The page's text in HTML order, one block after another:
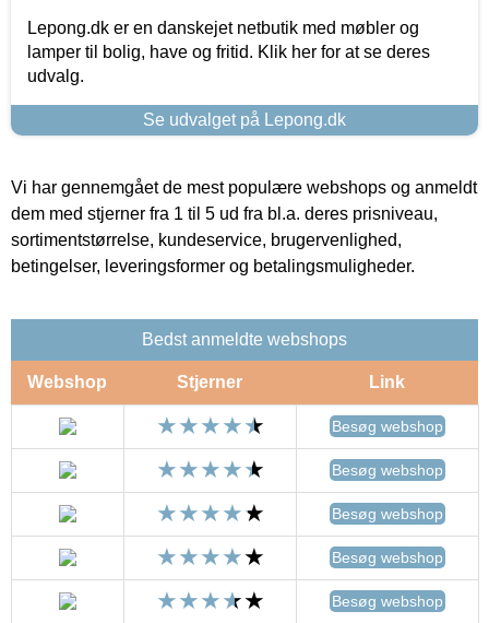
Lepong.dk er en danskejet netbutik med møbler og
lamper til bolig, have og fritid. Klik her for at se deres
udvalg.
Se udvalget på Lepong.dk
Vi har gennemgået de mest populære webshops og anmeldt
dem med stjerner fra 1 til 5 ud fra bl.a. deres prisniveau,
sortimentstørrelse, kundeservice, brugervenlighed,
betingelser, leveringsformer og betalingsmuligheder.
Bedst anmeldte webshops
Webshop Stjerner Link
Besøg webshop
Besøg webshop
Besøg webshop
Besøg webshop
Besøg webshop